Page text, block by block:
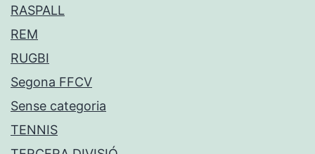
RASPALL
REM
RUGBI
Segona FFCV
Sense categoria
TENNIS